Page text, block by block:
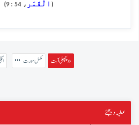
( الْقَمَر ، 54 : 9)
پچھلی آیت » مکمل سورت «
عطیہ دیجئے